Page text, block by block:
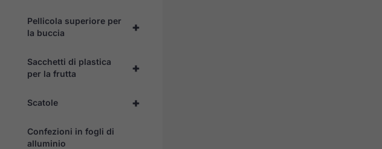
+
Pellicola superiore per
la buccia
+
Sacchetti di plastica
per la frutta
+
Scatole
Confezioni in fogli di
alluminio